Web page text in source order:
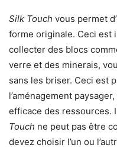
Silk Touch vous permet
forme originale. Ceci est
collecter des blocs
verre et des minerais,
sans les briser. Ceci est
l’aménagement
efficace des ressources.
Touch ne peut pas être
devez choisir l’un ou